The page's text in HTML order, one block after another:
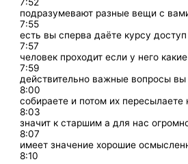
подразумевают разные вещи с
7:55
есть вы сперва даёте курсу доступ
7:57
человек проходит если у него
7:59
действительно важные вопросы вы
8:00
собираете и потом их пересылаете
8:03
значит к старшим а для нас
8:07
имеет значение хорошие
8:10